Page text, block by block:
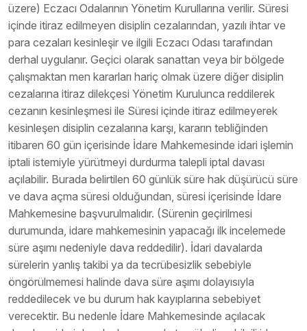
üzere) Eczacı Odalarının Yönetim Kurullarına verilir. Süresi
içinde itiraz edilmeyen disiplin cezalarından, yazılı ihtar ve
para cezaları kesinleşir ve ilgili Eczacı Odası tarafından
derhal uygulanır. Geçici olarak sanattan veya bir bölgede
çalışmaktan men kararları hariç olmak üzere diğer disiplin
cezalarına itiraz dilekçesi Yönetim Kurulunca reddilerek
cezanın kesinleşmesi ile Süresi içinde itiraz edilmeyerek
kesinleşen disiplin cezalarına karşı, kararın tebliğinden
itibaren 60 gün içerisinde İdare Mahkemesinde idari işlemin
iptali istemiyle yürütmeyi durdurma talepli iptal davası
açılabilir. Burada belirtilen 60 günlük süre hak düşürücü süre
ve dava açma süresi olduğundan, süresi içerisinde İdare
Mahkemesine başvurulmalıdır. (Sürenin geçirilmesi
durumunda, idare mahkemesinin yapacağı ilk incelemede
süre aşımı nedeniyle dava reddedilir). İdari davalarda
sürelerin yanlış takibi ya da tecrübesizlik sebebiyle
öngörülmemesi halinde dava süre aşımı dolayısıyla
reddedilecek ve bu durum hak kayıplarına sebebiyet
verecektir. Bu nedenle İdare Mahkemesinde açılacak